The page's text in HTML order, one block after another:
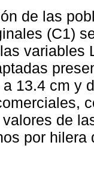
de las
(C1)
variables
13.4 cm y
de
por